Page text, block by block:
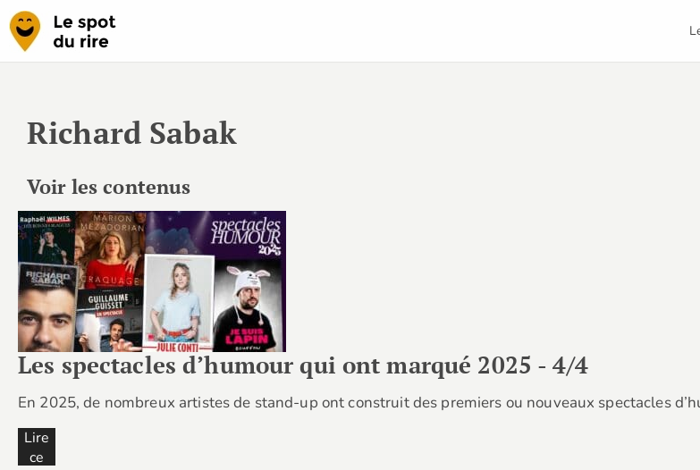
Richard Sabak
Voir les contenus
Les spectacles d’humour qui ont marqué 2025 - 4/4
En 2025, de nombreux artistes de stand-up ont construit des premiers ou nouveaux spectacles
Lire
ce